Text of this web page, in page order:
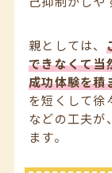
親としては、
できなくて当
成功体験を積
を短くして徐
などの工夫が
ます。